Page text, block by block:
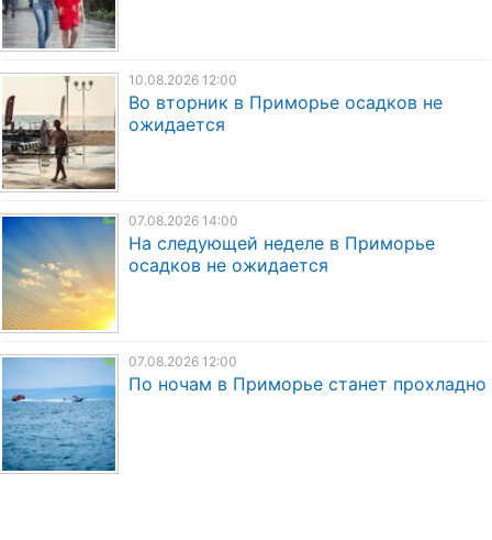
10.08.2026 12:00
Во вторник в Приморье осадков не
ожидается
07.08.2026 14:00
На следующей неделе в Приморье
осадков не ожидается
07.08.2026 12:00
По ночам в Приморье станет прохладно